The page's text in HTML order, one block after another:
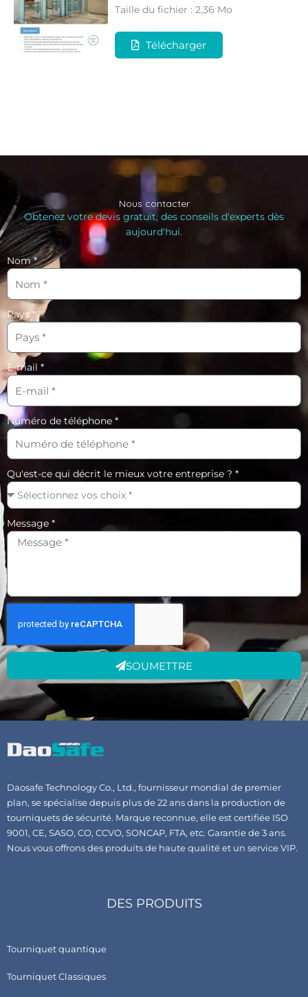
Taille du fichier : 2,36 Mo
Télécharger
Nous contacter
Obtenez votre devis gratuit, des conseils d'experts dès
aujourd'hui.
Nom *
Pays *
E-mail *
Numéro de téléphone *
Qu'est-ce qui décrit le mieux votre entreprise ? *
Message *
SOUMETTRE
Daosafe Technology Co., Ltd., fournisseur mondial de premier
plan, se spécialise depuis plus de 22 ans dans la production de
tourniquets de sécurité. Marque reconnue, elle est certifiée ISO
9001, CE, SASO, CO, CCVO, SONCAP, FTA, etc. Garantie de 3 ans.
Nous vous offrons des produits de haute qualité et un service VIP.
DES PRODUITS
Tourniquet quantique
Tourniquet Classiques